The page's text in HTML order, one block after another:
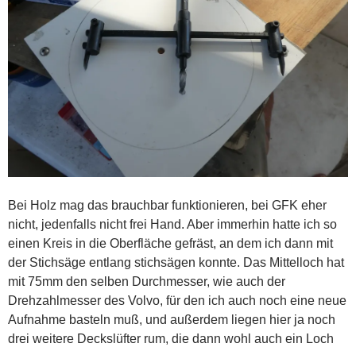
Bei Holz mag das brauchbar funktionieren, bei GFK eher
nicht, jedenfalls nicht frei Hand. Aber immerhin hatte ich so
einen Kreis in die Oberfläche gefräst, an dem ich dann mit
der Stichsäge entlang stichsägen konnte. Das Mittelloch hat
mit 75mm den selben Durchmesser, wie auch der
Drehzahlmesser des Volvo, für den ich auch noch eine neue
Aufnahme basteln muß, und außerdem liegen hier ja noch
drei weitere Deckslüfter rum, die dann wohl auch ein Loch